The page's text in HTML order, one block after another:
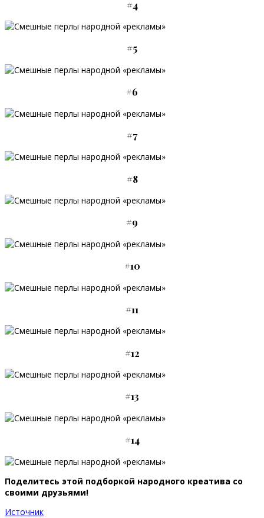
#4
#5
#6
#7
#8
#9
#10
#11
#12
#13
#14
Поделитесь этой подборкой народного креатива со
своими друзьями!
Источник